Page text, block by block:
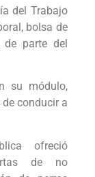
del Trabajo
bolsa de
parte del
su módulo,
conducir a
ofreció
de no